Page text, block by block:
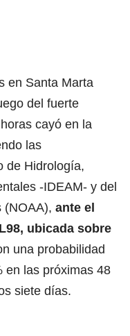
en Santa Marta
del fuerte
cayó en la
las
de Hidrología,
-IDEAM- y del
(NOAA), ante el
ubicada sobre
una probabilidad
en las próximas 48
siete días.